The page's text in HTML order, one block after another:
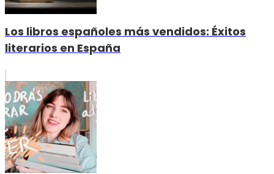
Los libros españoles más vendidos: Éxitos
literarios en España